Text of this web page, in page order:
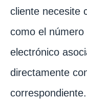
cliente necesite
como el
electrónico
directamente